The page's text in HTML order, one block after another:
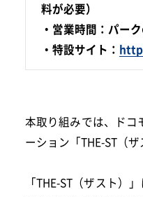
料が必要）
・営業時間：パー
・特設サイト：
本取り組みでは、ドコ
ーション「THE-ST（
「THE-ST（ザスト）